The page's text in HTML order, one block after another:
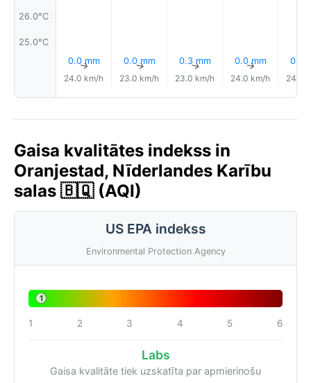
26.0°C
25.0°C
0.0 mm
↑
24.0 km/h
0.0 mm
↑
23.0 km/h
0.3 mm
↑
23.0 km/h
0.0 mm
↑
24.0 km/h
0.0
24.0
Gaisa kvalitātes indekss in
Oranjestad, Nīderlandes Karību
salas 🇧🇶 (AQI)
US EPA indekss
Environmental Protection Agency
1
1 2 3 4 5 6
Labs
Gaisa kvalitāte tiek uzskatīta par apmierinošu